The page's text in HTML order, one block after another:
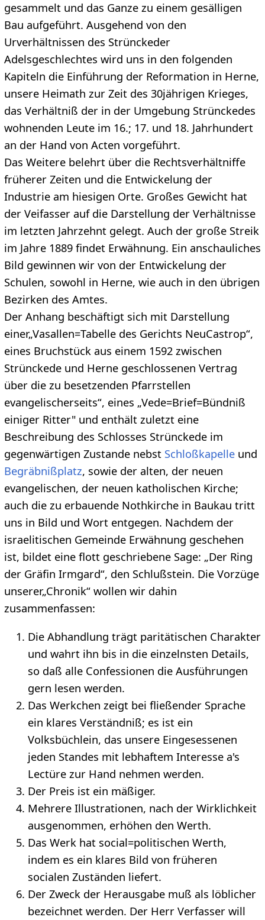
gesammelt und das Ganze zu einem gesälligen
Bau aufgeführt. Ausgehend von den
Urverhältnissen des Strünckeder
Adelsgeschlechtes wird uns in den folgenden
Kapiteln die Einführung der Reformation in Herne,
unsere Heimath zur Zeit des 30jährigen Krieges,
das Verhältniß der in der Umgebung Strünckedes
wohnenden Leute im 16.; 17. und 18. Jahrhundert
an der Hand von Acten vorgeführt.
Das Weitere belehrt über die Rechtsverhältniffe
früherer Zeiten und die Entwickelung der
Industrie am hiesigen Orte. Großes Gewicht hat
der Vei­fasser auf die Darstellung der Verhältnisse
im letzten Jahrzehnt gelegt. Auch der große Streik
im Jahre 1889 findet Erwähnung. Ein anschauliches
Bild gewinnen wir von der Entwickelung der
Schulen, sowohl in Herne, wie auch in den übrigen
Bezirken des Amtes.
Der Anhang beschäftigt sich mit Darstellung
einer„Vasallen=Tabelle des Gerichts Neu­Castrop“,
eines Bruchstück aus einem 1592 zwischen
Strünckede und Herne geschlossenen Vertrag
über die zu besetzenden Pfarrstellen
evangelischerseits“, eines „Vede=Brief=Bündniß
einiger Ritter" und enthält zuletzt eine
Beschreibung des Schlosses Strünckede im
gegenwärtigen Zustande nebst Schloßkapelleund
Begräbnißplatz, sowie der alten, der neuen
evangelischen, der neuen katholischen Kirche;
auch die zu erbauende Nothkirche in Baukau tritt
uns in Bild und Wort entgegen. Nachdem der
israelitischen Gemeinde Erwähnung geschehen
ist, bildet eine flott geschriebene Sage: „Der Ring
der Gräfin Irmgard“, den Schlußstein. Die Vorzüge
unserer„Chronik“ wollen wir dahin
zusammenfassen:
Die Abhandlung trägt paritätischen Charakter
und wahrt ihn bis in die einzelnsten Details,
so daß alle Confessionen die Ausführungen
gern lesen werden.
Das Werkchen zeigt bei fließender Sprache
ein klares Verständniß; es ist ein
Volksbüchlein, das unsere Eingesessenen
jeden Standes mit lebhaftem Interesse a's
Lectüre zur Hand nehmen werden.
Der Preis ist ein mäßiger.
Mehrere Illustrationen, nach der Wirklichkeit
ausgenommen, er­höhen den Werth.
Das Werk hat social=politischen Werth,
indem es ein klares Bild von früheren
socialen Zuständen liefert.
Der Zweck der Herausgabe muß als löblicher
bezeichnet werden. Der Herr Verfasser will